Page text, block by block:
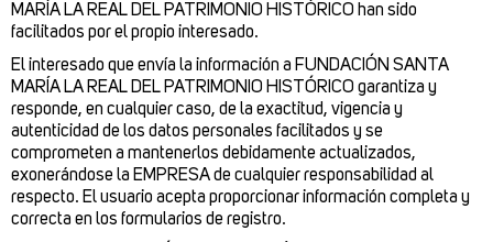
MARÍA LA REAL DEL PATRIMONIO HISTÓRICO han sido
facilitados por el propio interesado.
El interesado que envía la información a FUNDACIÓN SANTA
MARÍA LA REAL DEL PATRIMONIO HISTÓRICO garantiza y
responde, en cualquier caso, de la exactitud, vigencia y
autenticidad de los datos personales facilitados y se
comprometen a mantenerlos debidamente actualizados,
exonerándose la EMPRESA de cualquier responsabilidad al
respecto. El usuario acepta proporcionar información completa y
correcta en los formularios de registro.